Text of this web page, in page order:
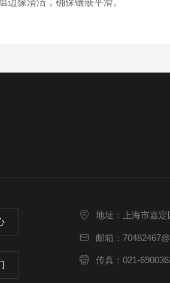
边缘清洁，确保镶嵌平滑。
地址：上海市嘉
邮箱：
传真：021-